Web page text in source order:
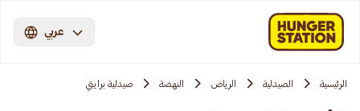
عربي
الرئيسية الصيدلية الرياض النهضة صيدلية برايتي